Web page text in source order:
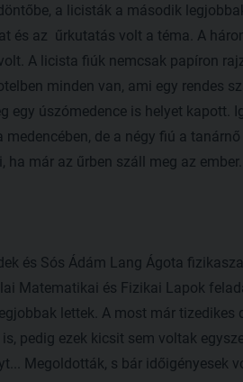
a licisták a második
és az űrkutatás volt a téma. A
A licista fiúk nemcsak papíron
minden van, ami egy rendes
egy úszómedence is helyet kapott.
medencében, de a négy fiú a
ha már az űrben száll meg az
és Sós Ádám Lang Ágota
Matematikai és Fizikai Lapok
lettek. A most már
is, pedig ezek kicsit sem voltak
Megoldották, s bár időigényesek